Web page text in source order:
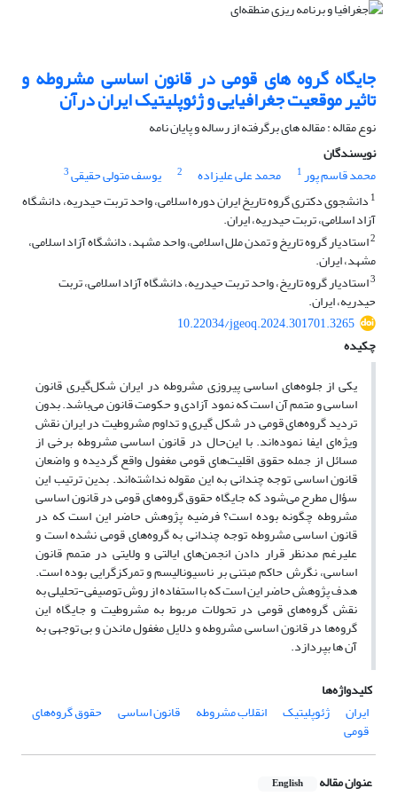
جایگاه گروه‌ های قومی در قانون اساسی مشروطه و
تاثیر موقعیت جغرافیایی و ژئوپلیتیک ایران درآن
نوع مقاله : مقاله های برگرفته از رساله و پایان نامه
نویسندگان
محمد قاسم پور1 محمد علی علیزاده 2 یوسف متولی حقیقی3
1 دانشجوی دکتری گروه تاریخ ایران دوره اسلامی، واحد تربت حیدریه، دانشگاه
آزاد اسلامی، تربت حیدریه، ایران.
2استادیار گروه تاریخ و تمدن ملل اسلامی، واحد مشهد، دانشگاه آزاد اسلامی،
مشهد، ایران.
3استادیار گروه تاریخ، واحد تربت حیدریه، دانشگاه آزاد اسلامی، تربت
حیدریه، ایران.
10.22034/jgeoq.2024.301701.3265
چکیده
یکی از جلوه‌های اساسی پیروزی مشروطه در ایران شکل‌گیری قانون
اساسی و متمم آن است که نمود آزادی و حکومت قانون می‌باشد. بدون
تردید گروه‌های قومی در شکل گیری و تداوم مشروطیت در ایران نقش
ویژه‌ای ایفا نموده‌اند. با این‌حال در قانون اساسی مشروطه برخی از
مسائل از جمله حقوق اقلیت‌های قومی مغفول واقع گردیده و واضعان
قانون اساسی توجه چندانی به این مقوله نداشته‌اند. بدین ترتیب این
سؤال مطرح می‌شود که جایگاه حقوق گروه‌های قومی در قانون اساسی
مشروطه چگونه بوده است؟ فرضیه پژوهش حاضر این است که در
قانون اساسی مشروطه توجه چندانی به گروه‌های قومی نشده است و
علیرغم مدنظر قرار دادن انجمن‌های ایالتی و ولایتی در متمم قانون
اساسی، نگرش حاکم مبتنی بر ناسیونالیسم و تمرکزگرایی بوده است.
هدف پژوهش حاضر این است که با استفاده از روش توصیفی-تحلیلی به
نقش گروه‌های قومی در تحولات مربوط به مشروطیت و جایگاه این
گروه‌ها در قانون اساسی مشروطه و دلایل مغفول ماندن و بی توجهی به
آن ها بپردازد.
کلیدواژه‌ها
ایران
ژئوپلیتیک انقلاب مشروطه قانون اساسی حقوق گروه‌های
قومی
عنوان مقاله English